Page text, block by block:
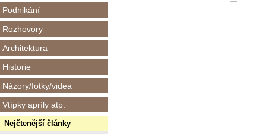
Podnikání
Rozhovory
Architektura
Historie
Názory/fotky/videa
Vtípky apríly atp.
Nejčtenější články